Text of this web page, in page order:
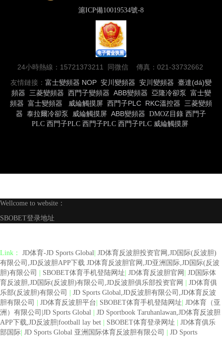
滬ICP備10019534號-8
24小時熱線：15721373211 同微信 傳真：021-33732662
友情鏈接： 富士變頻器 NOP 安川變頻器 安川變頻器 臺達(dá)變
頻器 三菱變頻器 西門子變頻器 ABB變頻器 亞隆冷卻泵 富士變
頻器 富士變頻器 威綸觸摸屏 西門子PLC RKC溫控器 三菱變頻
器 泰拉爾冷卻泵 威綸觸摸屏 ABB變頻器 DMOZ目錄 西門子
PLC 西門子PLC 西門子PLC 西門子PLC 威綸觸摸屏
Wellcome to website：
SBOBET登录地址
Link： JD体育-JD Sports Global JD体育反波胆投资官网,JD国际(反波胆)
有限公司,JD反波胆APP下载 JD体育反波胆官网,JD亚洲国际,JD国际(反波
胆)有限公司
SBOBET体育手机登陆网址 JD体育反波胆官网
JD国际体
育反波胆,JD国际(反波胆)有限公司,JD反波胆俱乐部投资官网
JD体育俱
乐部(反波胆)有限公司
JD Sports Global,JD反波胆有限公司,JD体育反波
胆有限公司
JD体育反波胆平台 SBOBET体育手机登陆网址 JD体育（亚
洲）有限公司|JD Sports Global
JD Sportbook Taruhanlawan,JD体育反波胆
APP下载,JD反波胆|football lay bet
SBOBET体育登录网址
JD体育俱乐
部国际 JD Sports Global 亚洲国际体育反波胆有限公司 JD Sports